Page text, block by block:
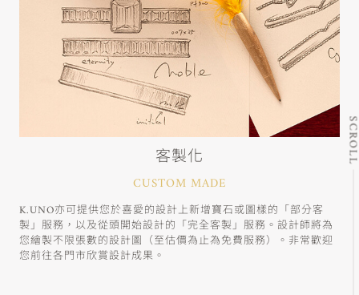
客製化
CUSTOM MADE
K.UNO亦可提供您於喜愛的設計上新增寶石或圖樣的「部分客
製」服務，以及從頭開始設計的「完全客製」服務。設計師將為
您繪製不限張數的設計圖（至估價為止為免費服務）。非常歡迎
您前往各門市欣賞設計成果。